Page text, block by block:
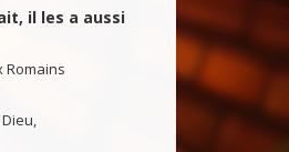
il les a aussi
Romains